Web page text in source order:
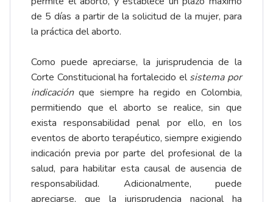
de 5 días a partir de la solicitud de la mujer, para
la práctica del aborto.
Como puede apreciarse, la jurisprudencia de la
Corte Constitucional ha fortalecido elsistema por
indicaciónque siempre ha regido en Colombia,
permitiendo que el aborto se realice, sin que
exista responsabilidad penal por ello, en los
eventos de aborto terapéutico, siempre exigiendo
indicación previa por parte del profesional de la
salud, para habilitar esta causal de ausencia de
responsabilidad. Adicionalmente, puede
apreciarse, que la jurisprudencia nacional ha